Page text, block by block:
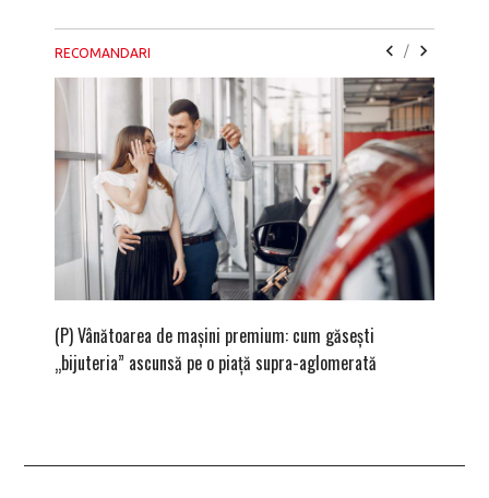
RECOMANDARI /
(P) Vânătoarea de mașini premium: cum găsești
„bijuteria” ascunsă pe o piață supra-aglomerată